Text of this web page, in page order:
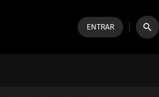
ENTRAR search